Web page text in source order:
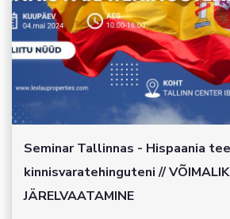
Seminar Tallinnas - Hispaania
kinnisvaratehinguteni //
JÄRELVAATAMINE